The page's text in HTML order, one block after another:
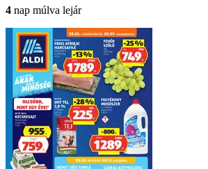
4 nap múlva lejár